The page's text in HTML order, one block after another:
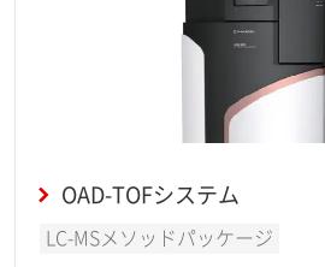
OAD-TOFシステム
LC-MSメソッドパッケージ